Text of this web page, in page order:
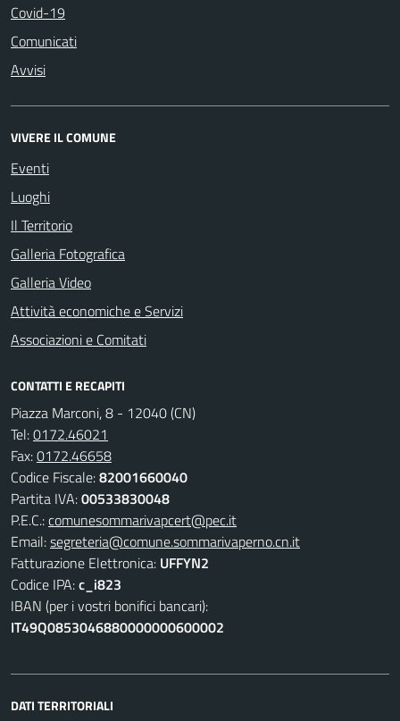
Covid-19
Comunicati
Avvisi
VIVERE IL COMUNE
Eventi
Luoghi
Il Territorio
Galleria Fotografica
Galleria Video
Attività economiche e Servizi
Associazioni e Comitati
CONTATTI E RECAPITI
Piazza Marconi, 8 - 12040 (CN)
Tel:0172.46021
Fax:0172.46658
Codice Fiscale:82001660040
Partita IVA:00533830048
P.E.C.:comunesommarivapcert@pec.it
Email:segreteria@comune.sommarivaperno.cn.it
Fatturazione Elettronica: UFFYN2
Codice IPA:c_i823
IBAN (per i vostri bonifici bancari):
IT49Q0853046880000000600002
DATI TERRITORIALI